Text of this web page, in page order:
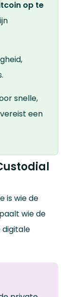
op te
snelle,
een
is wie de
wie de